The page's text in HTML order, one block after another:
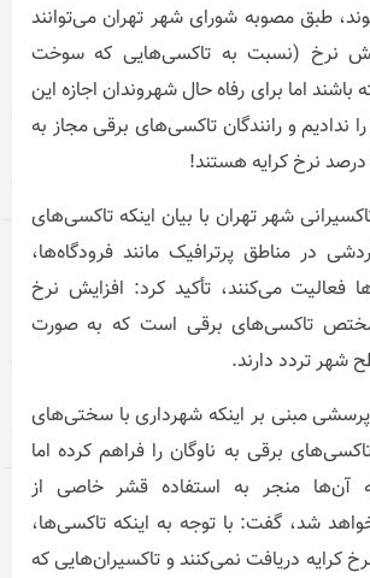
طبق مصوبه شورای شهر تهران می‌توانند
افزایش نرخ (نسبت به تاکسی‌هایی که سوخت
اما برای رفاه حال شهروندان اجازه این
ندادیم و رانندگان تاکسی‌های برقی مجاز به
شهر تهران با بیان اینکه تاکسی‌های
در مناطق پرترافیک مانند فرودگاه‌ها،
فعالیت می‌کنند، تأکید کرد: افزایش نرخ
تاکسی‌های برقی است که به صورت
شهر تردد دارند.
مبنی بر اینکه شهرداری با سختی‌های
برقی به ناوگان را فراهم کرده اما
آن‌ها منجر به استفاده قشر خاصی از
شد، گفت: با توجه به اینکه تاکسی‌ها،
کرایه دریافت نمی‌کنند و تاکسیران‌هایی که